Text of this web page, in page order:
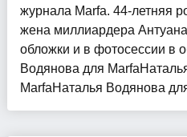
журнала Marfa. 44-летняя
жена миллиардера
обложки и в фотосессии в
Водянова для
MarfaНаталья Водянова